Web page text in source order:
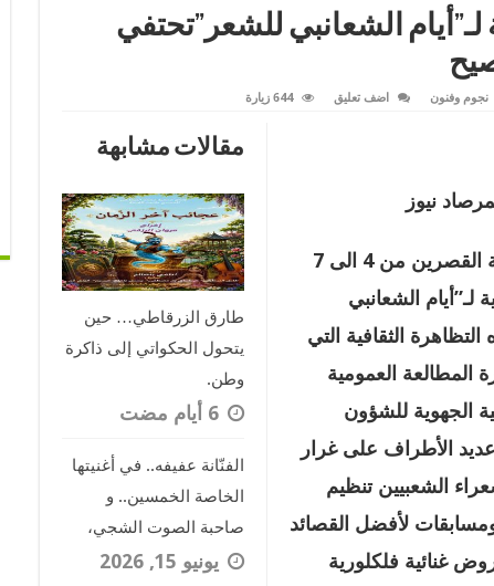
لـ”أيام الشعانبي للشعر”تحتفي
نجوم وفنون اضف تعليق 644 زيارة
مقالات مشابهة
طارق الزرقاطي… حين
يتحول الحكواتي إلى ذاكرة
وطن.
‏6 أيام مضت
الفنّانة عفيفه.. في أغنيتها
الخاصة الخمسين.. و
صاحبة الصوت الشجي،
يونيو 15, 2026
نيوز
تحتضن منطقة سبيطلة من ولاية القصرين من 4 الى 7
لـ”أيام الشعانبي
الثقافية التي
العمومية
الجهوية للشؤون
عديد الأطراف على غرار
الشعبيين تنظيم
لأفضل القصائد
غنائية فلكلورية